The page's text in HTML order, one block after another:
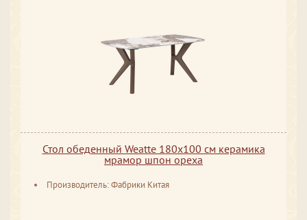
Стол обеденный Weatte 180х100 см керамика
мрамор шпон ореха
Производитель: Фабрики Китая